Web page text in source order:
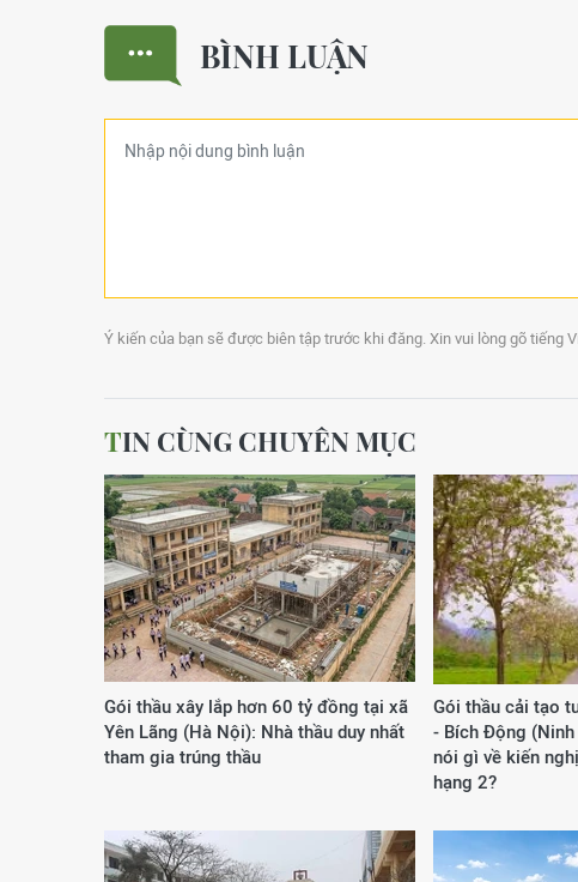
BÌNH LUẬN
Ý kiến của bạn sẽ được biên tập trước khi đăng. Xin vui lòng gõ tiếng
TIN CÙNG CHUYÊN MỤC
Gói thầu xây lắp hơn 60 tỷ đồng tại xã
Yên Lãng (Hà Nội): Nhà thầu duy nhất
tham gia trúng thầu
Gói thầu cải tạo
- Bích Động
nói gì về kiến
hạng 2?